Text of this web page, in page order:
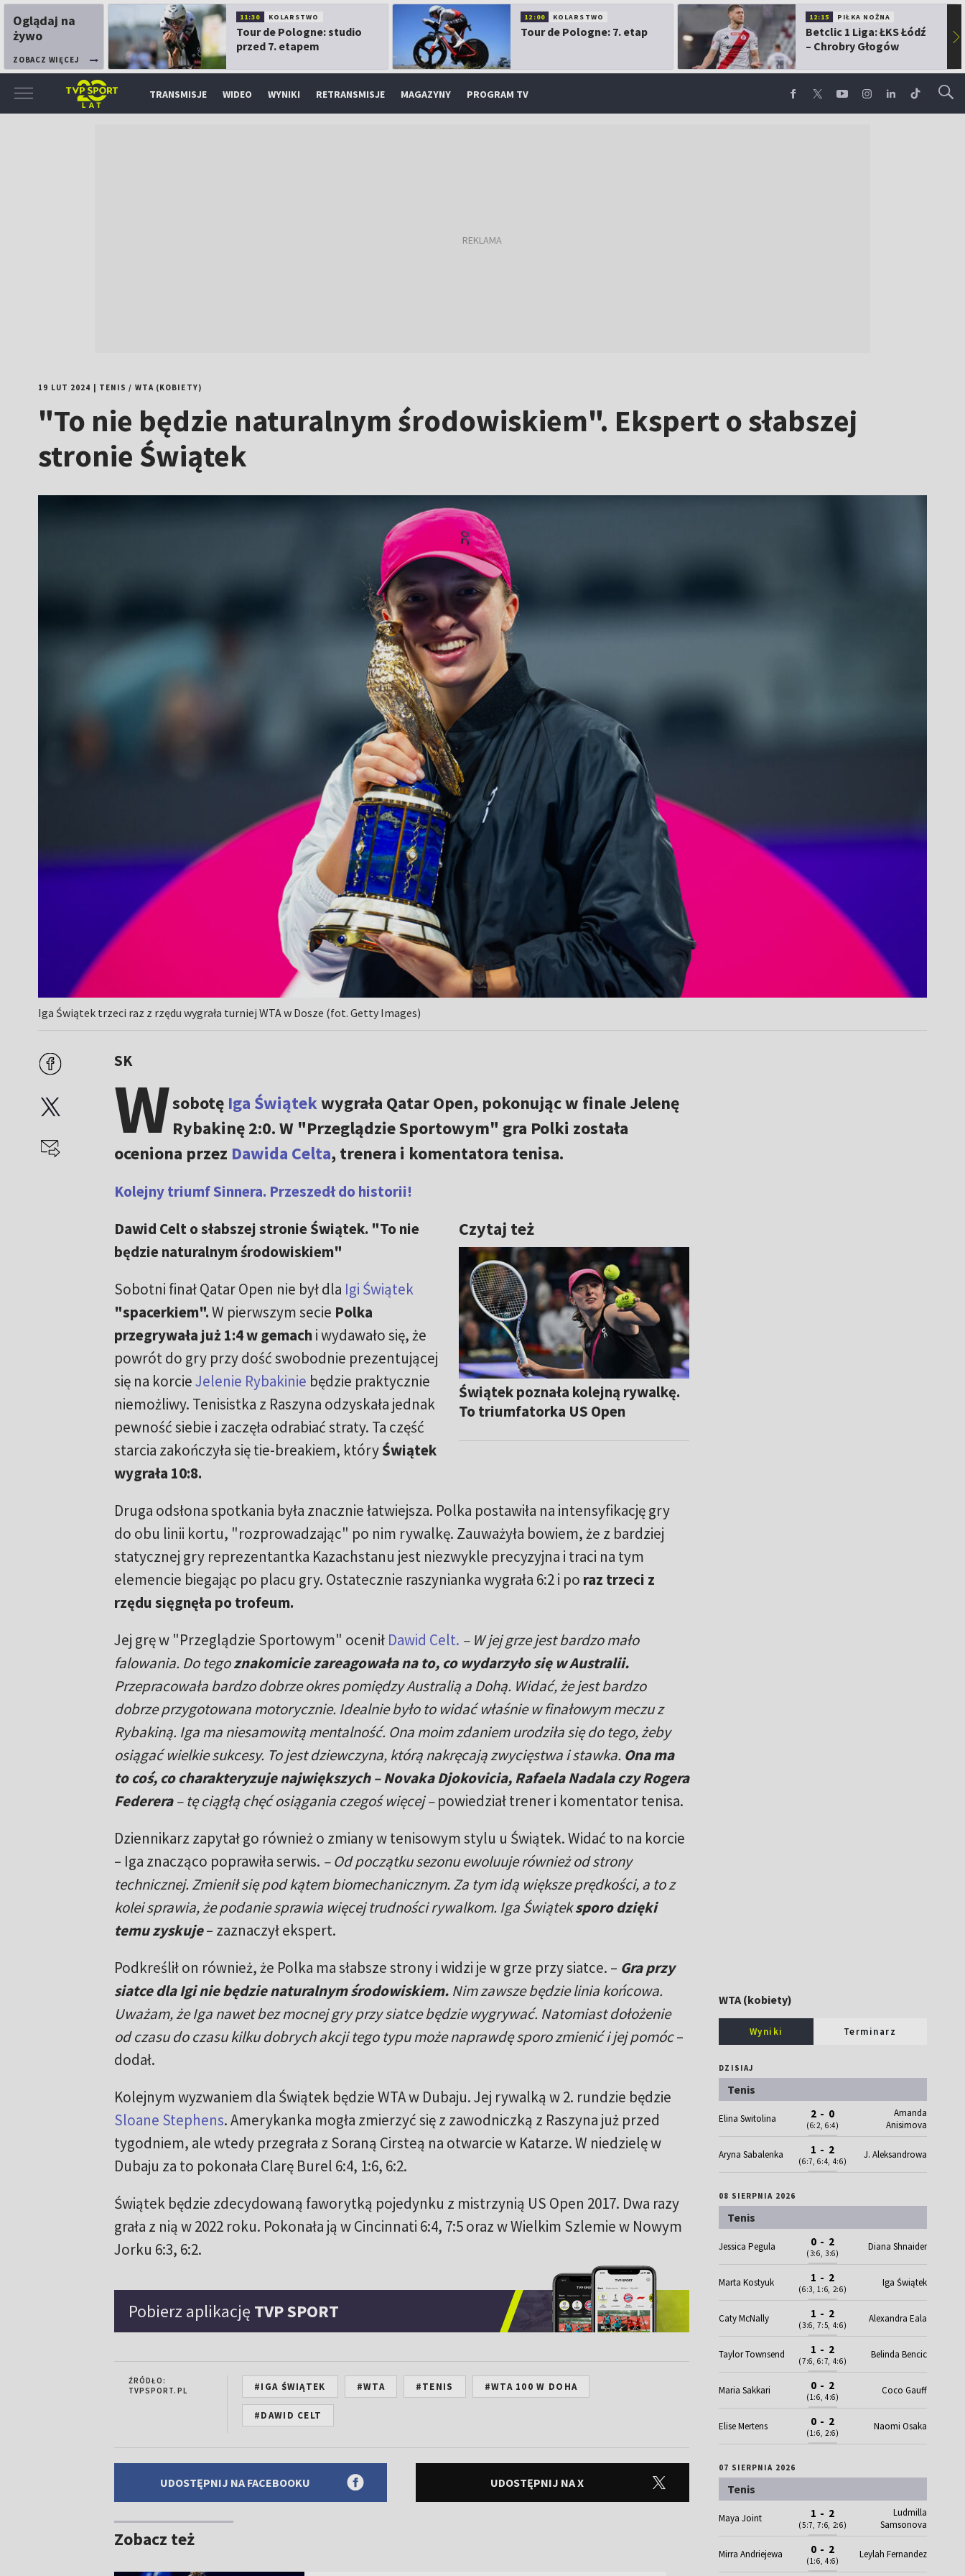
Oglądaj na
żywo
ZOBACZ WIĘCEJ
11:30 KOLARSTWO
Tour de Pologne: studio
przed 7. etapem
12:00 KOLARSTWO
Tour de Pologne: 7. etap
12:15 PIŁKA NOŻNA
Betclic 1 Liga: ŁKS Łódź
– Chrobry Głogów
▶
TRANSMISJE WIDEO WYNIKI RETRANSMISJE MAGAZYNY PROGRAM TV
19 LUT 2024 TENIS / WTA (KOBIETY)
"To nie będzie naturalnym środowiskiem". Ekspert o słabszej
stronie Świątek
Iga Świątek trzeci raz z rzędu wygrała turniej WTA w Dosze (fot. Getty Images)
SK
Wsobotę Iga Świątekwygrała Qatar Open, pokonując w finale Jelenę
Rybakinę 2:0. W "Przeglądzie Sportowym" gra Polki została
oceniona przez Dawida Celta, trenera i komentatora tenisa.
Kolejny triumf Sinnera. Przeszedł do historii!
Czytaj też
Świątek poznała kolejną rywalkę.
To triumfatorka US Open
Dawid Celt o słabszej stronie Świątek. "To nie
będzie naturalnym środowiskiem"
Sobotni finał Qatar Open nie był dla Igi Świątek
"spacerkiem".W pierwszym secie Polka
przegrywała już 1:4 w gemachi wydawało się, że
powrót do gry przy dość swobodnie prezentującej
się na korcieJelenie Rybakinie będzie praktycznie
niemożliwy. Tenisistka z Raszyna odzyskała jednak
pewność siebie i zaczęła odrabiać straty. Ta część
starcia zakończyła się tie-breakiem, któryŚwiątek
wygrała 10:8.
Druga odsłona spotkania była znacznie łatwiejsza. Polka postawiła na intensyfikację gry
do obu linii kortu, "rozprowadzając" po nim rywalkę. Zauważyła bowiem, że z bardziej
statycznej gry reprezentantka Kazachstanu jest niezwykle precyzyjna i traci na tym
elemencie biegając po placu gry. Ostatecznie raszynianka wygrała 6:2 i po raz trzeci z
rzędu sięgnęła po trofeum.
Jej grę w "Przeglądzie Sportowym" ocenił Dawid Celt. – W jej grze jest bardzo mało
falowania. Do tegoznakomicie zareagowała na to, co wydarzyło się w Australii.
Przepracowała bardzo dobrze okres pomiędzy Australią a Dohą. Widać, że jest bardzo
dobrze przygotowana motorycznie. Idealnie było to widać właśnie w finałowym meczu z
Rybakiną. Iga ma niesamowitą mentalność. Ona moim zdaniem urodziła się do tego, żeby
osiągać wielkie sukcesy. To jest dziewczyna, którą nakręcają zwycięstwa i stawka. Ona ma
to coś, co charakteryzuje największych – Novaka Djokovicia, Rafaela Nadala czy Rogera
Federera– tę ciągłą chęć osiągania czegoś więcej –powiedział trener i komentator tenisa.
Dziennikarz zapytał go również o zmiany w tenisowym stylu u Świątek. Widać to na korcie
– Iga znacząco poprawiła serwis. – Od początku sezonu ewoluuje również od strony
technicznej. Zmienił się pod kątem biomechanicznym. Za tym idą większe prędkości, a to z
kolei sprawia, że podanie sprawia więcej trudności rywalkom. Iga Świąteksporo dzięki
temu zyskuje– zaznaczył ekspert.
Podkreślił on również, że Polka ma słabsze strony i widzi je w grze przy siatce. – Gra przy
siatce dla Igi nie będzie naturalnym środowiskiem. Nim zawsze będzie linia końcowa.
Uważam, że Iga nawet bez mocnej gry przy siatce będzie wygrywać. Natomiast dołożenie
od czasu do czasu kilku dobrych akcji tego typu może naprawdę sporo zmienić i jej pomóc–
dodał.
Kolejnym wyzwaniem dla Świątek będzie WTA w Dubaju. Jej rywalką w 2. rundzie będzie
Sloane Stephens. Amerykanka mogła zmierzyć się z zawodniczką z Raszyna już przed
tygodniem, ale wtedy przegrała z Soraną Cirsteą na otwarcie w Katarze. W niedzielę w
Dubaju za to pokonała Clarę Burel 6:4, 1:6, 6:2.
Świątek będzie zdecydowaną faworytką pojedynku z mistrzynią US Open 2017. Dwa razy
grała z nią w 2022 roku. Pokonała ją w Cincinnati 6:4, 7:5 oraz w Wielkim Szlemie w Nowym
Jorku 6:3, 6:2.
Pobierz aplikację TVP SPORT
ŹRÓDŁO:
TVPSPORT.PL
#IGA ŚWIĄTEK #WTA #TENIS #WTA 100 W DOHA
#DAWID CELT
UDOSTĘPNIJ NA FACEBOOKU UDOSTĘPNIJ NA X
Zobacz też
WTA (kobiety)
Wyniki Terminarz
DZISIAJ
Tenis
Elina Switolina 2 - 0
(6:2, 6:4)
Amanda
Anisimova
Aryna Sabalenka 1 - 2
(6:7, 6:4, 4:6)
J. Aleksandrowa
08 SIERPNIA 2026
Tenis
Jessica Pegula 0 - 2
(3:6, 3:6)
Diana Shnaider
Marta Kostyuk 1 - 2
(6:3, 1:6, 2:6)
Iga Świątek
Caty McNally 1 - 2
(3:6, 7:5, 4:6)
Alexandra Eala
Taylor Townsend 1 - 2
(7:6, 6:7, 4:6)
Belinda Bencic
Maria Sakkari 0 - 2
(1:6, 4:6)
Coco Gauff
Elise Mertens 0 - 2
(1:6, 2:6)
Naomi Osaka
07 SIERPNIA 2026
Tenis
Maya Joint 1 - 2
(5:7, 7:6, 2:6)
Ludmilla
Samsonova
Mirra Andriejewa 0 - 2
(1:6, 4:6)
Leylah Fernandez